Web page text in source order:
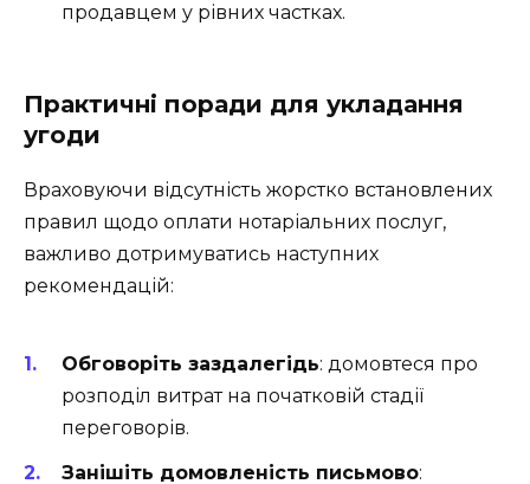
продавцем у рівних частках.
Практичні поради для укладання
угоди
Враховуючи відсутність жорстко встановлених
правил щодо оплати нотаріальних послуг,
важливо дотримуватись наступних
рекомендацій:
Обговоріть заздалегідь: домовтеся про
розподіл витрат на початковій стадії
переговорів.
Занішіть домовленість письмово: